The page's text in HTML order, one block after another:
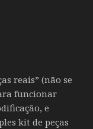
reais” (não se
funcionar
e
kit de peças